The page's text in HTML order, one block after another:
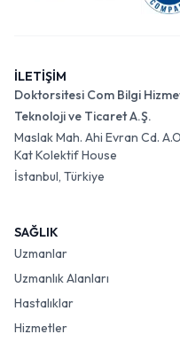
İLETİŞİM
Doktorsitesi Com Bilgi
Teknoloji ve Ticaret A.Ş.
Maslak Mah. Ahi Evran Cd.
Kat Kolektif House
İstanbul, Türkiye
SAĞLIK
Uzmanlar
Uzmanlık Alanları
Hastalıklar
Hizmetler